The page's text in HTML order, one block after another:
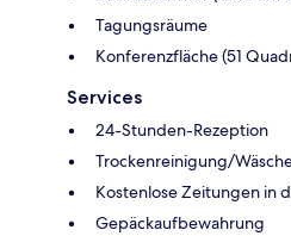
Tagungsräume
Konferenzfläche (51
Services
24-Stunden-Rezeption
Trockenreinigung/
Kostenlose Zeitungen in
Gepäckaufbewahrung